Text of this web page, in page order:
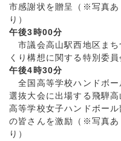
市感謝状を贈呈（※写真あ
り）
午後3時00分
市議会高山駅西地区まち
くり構想に関する特別委員
午後4時30分
全国高等学校ハンドボー
選抜大会に出場する飛騨高
高等学校女子ハンドボール
の皆さんを激励（※写真あ
り）